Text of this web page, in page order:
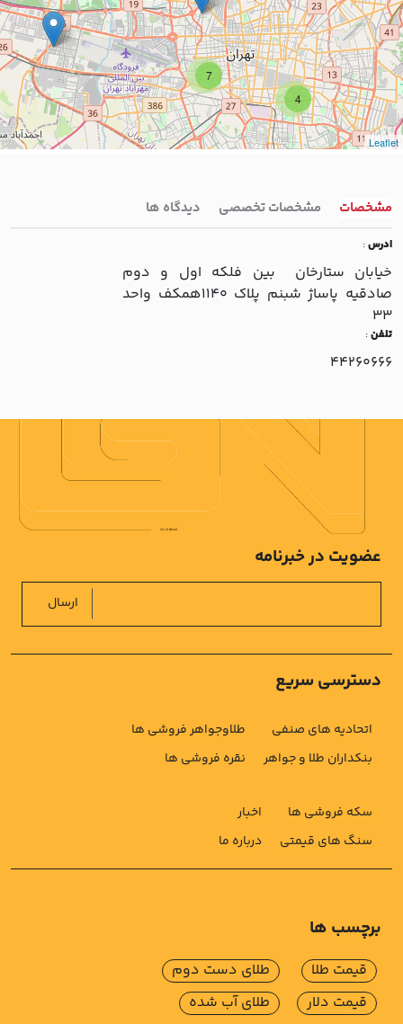
7
4
Leaflet
مشخصات مشخصات تخصصی دیدگاه ها
ادرس:
خيابان ستارخان بين فلکه اول و دوم
صادقيه پاساژ شبنم پلاک 1140همکف واحد
33
تلفن:
44260666
دسترسی سریع
اتحادیه های صنفی
بنکداران طلا و جواهر
طلاوجواهر فروشی ها
نقره فروشی ها
سکه فروشی ها
سنگ های قیمتی
اخبار
درباره ما
عضویت در خبرنامه
ارسال
برچسب ها
قیمت طلا
قیمت دلار
طلای دست دوم
طلای آب شده